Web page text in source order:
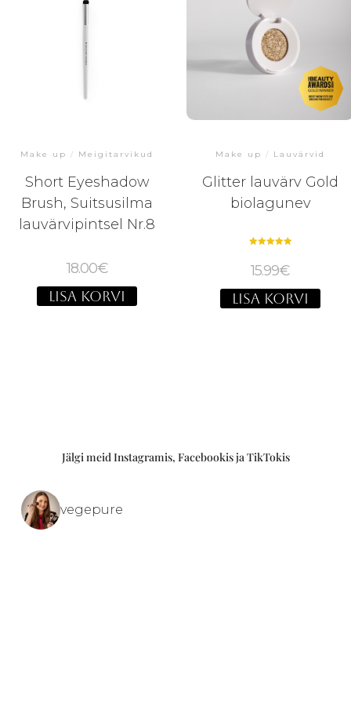
Make up / Meigitarvikud
Short Eyeshadow
Brush, Suitsusilma
lauvärvipintsel Nr.8
18.00€
LISA KORVI
Make up / Lauvärvid
Glitter lauvärv Gold
biolagunev
/ 5
15.99€
LISA KORVI
Jälgi meid Instagramis, Facebookis ja TikTokis
vegepure